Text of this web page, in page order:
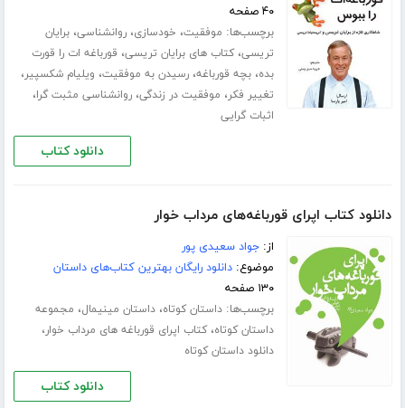
۴۰ صفحه
برچسب‌ها: موفقیت، خودسازی،روانشناسی،برایان
تریسی،کتاب های برایان تریسی، قورباغه ات را قورت
بده،بچه قورباغه،رسیدن به موفقیت، ویلیام شکسپیر،
تغییر فکر، موفقیت در زندگی،روانشناسی مثبت گرا،
اثبات گرایی
دانلود کتاب
دانلود کتاب اپرای قورباغه‌های مرداب خوار
از:جواد سعیدی پور
موضوع:دانلود رایگان بهترین کتاب‌های داستان
۱۳۰ صفحه
برچسب‌ها:داستان کوتاه،داستان مینیمال، مجموعه
داستان کوتاه،کتاب اپرای قورباغه های مرداب خوار،
دانلود داستان کوتاه
دانلود کتاب